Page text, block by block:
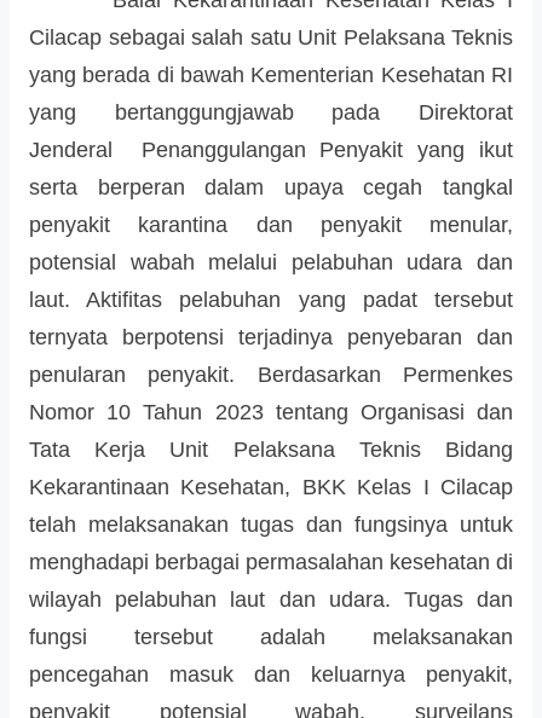
Cilacap sebagai salah satu Unit Pelaksana Teknis
yang berada di bawah Kementerian Kesehatan RI
yang bertanggungjawab pada Direktorat
Jenderal Penanggulangan Penyakit yang ikut
serta berperan dalam upaya cegah tangkal
penyakit karantina dan penyakit menular,
potensial wabah melalui pelabuhan udara dan
laut. Aktifitas pelabuhan yang padat tersebut
ternyata berpotensi terjadinya penyebaran dan
penularan penyakit. Berdasarkan Permenkes
Nomor 10 Tahun 2023 tentang Organisasi dan
Tata Kerja Unit Pelaksana Teknis Bidang
Kekarantinaan Kesehatan, BKK Kelas I Cilacap
telah melaksanakan tugas dan fungsinya untuk
menghadapi berbagai permasalahan kesehatan di
wilayah pelabuhan laut dan udara. Tugas dan
fungsi tersebut adalah melaksanakan
pencegahan masuk dan keluarnya penyakit,
penyakit potensial wabah, surveilans